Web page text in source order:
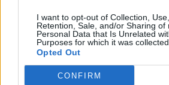
I want to opt-out of Collection, Use,
Retention, Sale, and/or Sharing of
Personal Data that Is Unrelated
Purposes for which it was collected.
Opted Out
CONFIRM
Sinoptikai atsakė, kokiais orais
savaitę: karščiai atsitrauks
Žinios | Orai